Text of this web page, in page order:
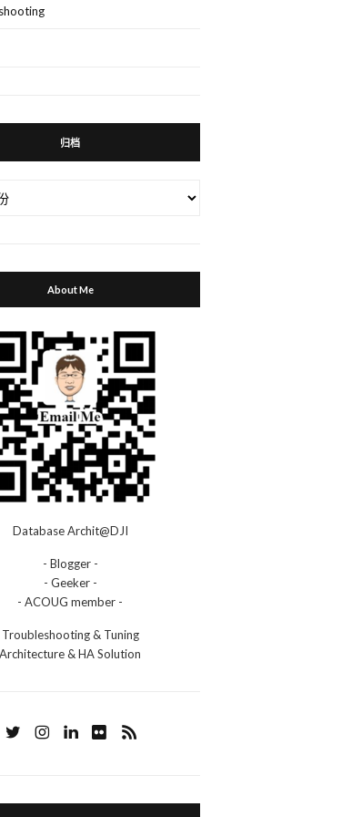
归档
About Me
Database Archit@DJI
- Blogger -
- Geeker -
- ACOUG member -
Troubleshooting & Tuning
Architecture & HA Solution